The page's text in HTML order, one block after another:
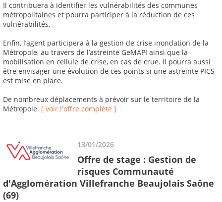
Il contribuera à identifier les vulnérabilités des communes
métropolitaines et pourra participer à la réduction de ces
vulnérabilités.
Enfin, l’agent participera à la gestion de crise inondation de la
Métropole, au travers de l’astreinte GeMAPI ainsi que la
mobilisation en cellule de crise, en cas de crue. Il pourra aussi
être envisager une évolution de ces points si une astreinte PICS
est mise en place.
De nombreux déplacements à prévoir sur le territoire de la
Métropole. [ voir l'offre complète ]
13/01/2026
Offre de stage : Gestion de
risques Communauté
d'Agglomération Villefranche Beaujolais Saône
(69)